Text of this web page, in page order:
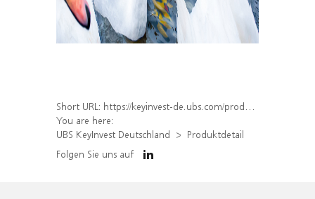
Short URL: https://keyinvest-de.ubs.com/produkt/detail/index/isin/DE000WA5VQ17
You are here:
UBS KeyInvest Deutschland
Produktdetail
Folgen Sie uns auf